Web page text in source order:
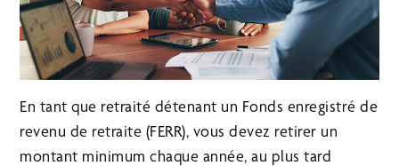
En tant que retraité détenant un Fonds enregistré de
revenu de retraite (FERR), vous devez retirer un
montant minimum chaque année, au plus tard